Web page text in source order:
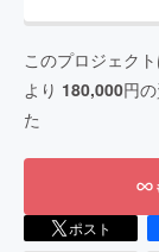
このプロジェクト
より 180,000円
た
ポスト